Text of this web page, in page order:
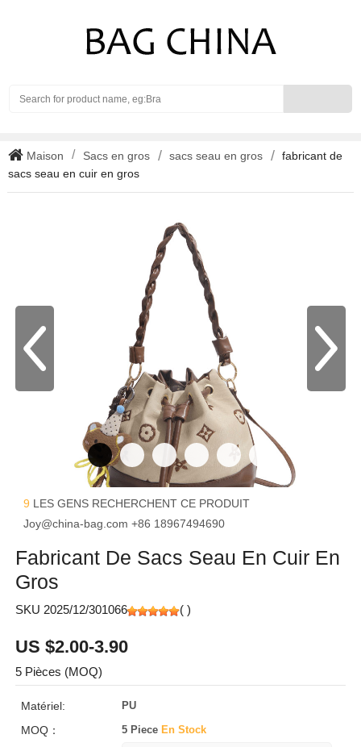
Maison Sacs en gros sacs seau en gros
fabricant de
sacs seau en cuir en gros
9 LES GENS RECHERCHENT CE PRODUIT
Joy@china-bag.com +86 18967494690
Fabricant De Sacs Seau En Cuir En
Gros
SKU 2025/12/301066 ( )
US $2.00-3.90
5 Pièces (MOQ)
Matériel: PU
MOQ： 5 Piece En Stock